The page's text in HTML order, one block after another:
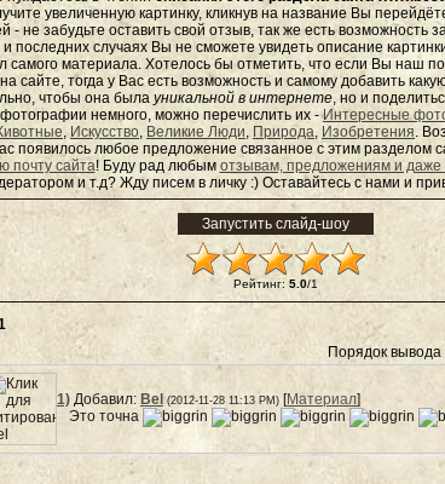
увеличенную картинку, кликнув на название Вы
- не забудьте оставить свой отзыв, так же есть возможность
последних случаях Вы не сможете увидеть описание
самого материала. Хотелось бы отметить, что если Вы наш
сайте, тогда у Вас есть возможность и самому добавить
чтобы она была уникальной в интернете, но и
фотографии немного, можно перечислить их -Интересные
, Искусство, Великие Люди, Природа, Изобретения.
появилось любое предложение связанное с этим разделом
почту сайта! Буду рад любым отзывам, предложениям и даже
и т.д? Жду писем в личку:) Оставайтесь с нами и
Рейтинг: 5.0/1
Порядок вывода
1) Добавил: Bel (2012-11-28 11:13 PM) [Материал]
Это точна